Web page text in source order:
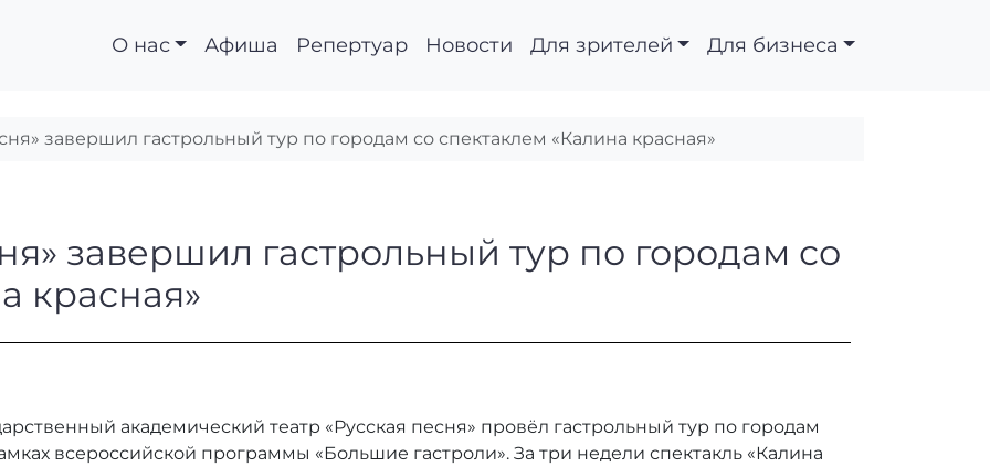
О нас Афиша Репертуар Новости Для зрителей Для бизнеса
завершил гастрольный тур по городам со спектаклем «Калина красная»
завершил гастрольный тур по
завершил гастрольный тур по городам со
красная»
академический театр «Русская песня» провёл гастрольный тур по городам
всероссийской программы «Большие гастроли». За три недели спектакль «Калина